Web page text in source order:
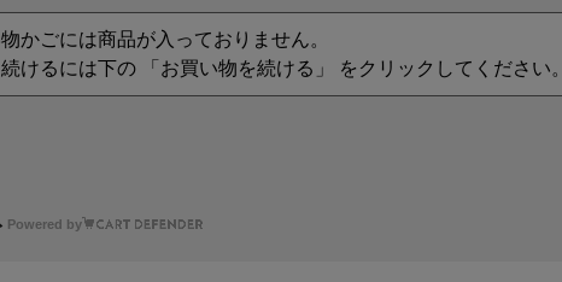
かごには商品が入っておりません。
けるには下の 「お買い物を続ける」 をクリックしてください。
Powered by